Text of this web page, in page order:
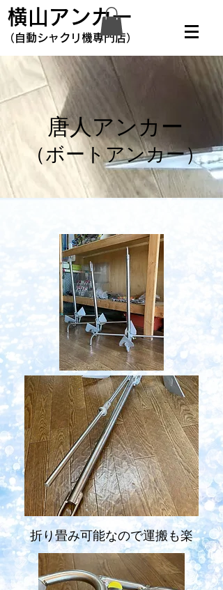
横山アンカー
​（自動シャクリ機専門店）
唐人アンカー
​（ボートアンカー）
折り畳み可能なので運搬も楽